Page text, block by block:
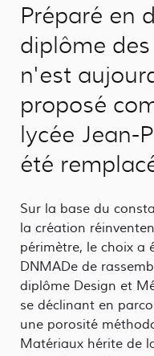
Préparé en
diplôme
n'est
proposé
lycée Jean-
été
Sur la base du
la création
périmètre, le choix a
DNMADe de
diplôme Design et
se déclinant en
une porosité
Matériaux hérite de